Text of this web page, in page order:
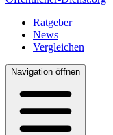
Ratgeber
News
Vergleichen
Navigation öffnen